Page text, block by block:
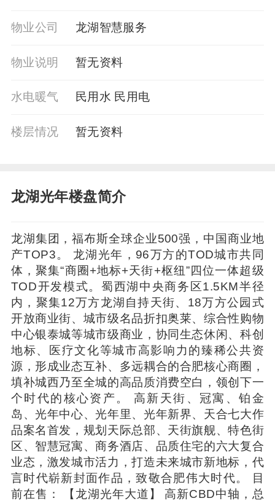
物业公司 龙湖智慧服务
物业说明 暂⽆资料
水电暖气 民用水 民用电
楼层情况 暂⽆资料
龙湖光年楼盘简介
龙湖集团，福布斯全球企业500强，中国商业地
产TOP3。 龙湖光年，96万方的TOD城市共同
体，聚集“商圈+地标+天街+枢纽”四位一体超级
TOD开发模式。蜀西湖中央商务区1.5KM半径
内，聚集12万方龙湖自持天街、18万方公园式
开放商业街、城市级名品折扣奥莱、综合性购物
中心银泰城等城市级商业，协同生态休闲、科创
地标、医疗文化等城市高影响力的臻稀公共资
源，形成业态互补、多远耦合的合肥核心商圈，
填补城西乃至全城的高品质消费空白，领创下一
个时代的核心资产。 高新天街、冠寓、铂金
岛、光年中心、光年里、光年新界、天合七大作
品案名首发，规划天际总部、天街旗舰、特色街
区、智慧冠寓、商务酒店、品质住宅的六大复合
业态，激发城市活力，打造未来城市新地标，代
言时代崭新封面作品，致敬合肥伟大时代。 目
前在售： 【龙湖光年大道】 高新CBD中轴，总